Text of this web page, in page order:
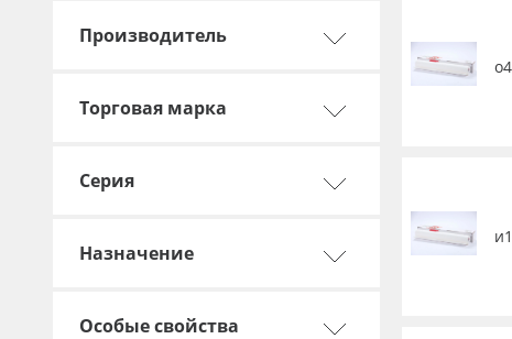
Производитель
Торговая марка
Серия
Назначение
Особые свойства